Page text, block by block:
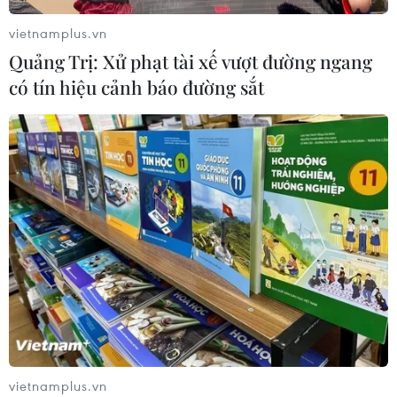
Giáo hoàng Leo XIV ban hành Luật
Cơ bản mới của Vatican
03/08/2026 05:32
Tòa án Nga lần đầu phán quyết về
bản quyền đối với sản phẩm do AI tạo
ra
03/08/2026 04:28
Tây Ban Nha nỗ lực khôi phục trật tự
sau cuộc khủng hoảng chưa từng có
03/08/2026 03:55
vietnamplus.vn
Quảng Trị: Xử phạt tài xế vượt đường ngang
có tín hiệu cảnh báo đường sắt
vietnamplus.vn